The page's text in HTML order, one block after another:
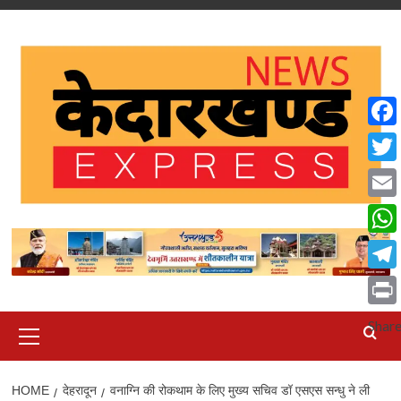
Skip
Menu
HOME देहरादून वनाग्नि की रोकथाम के लिए मुख्य सचिव डॉ एसएस सन्धु ने ली
Email
Print
Share